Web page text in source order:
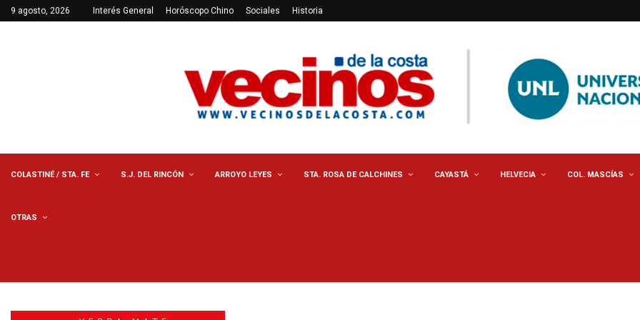
9 agosto, 2026 Interés General Horóscopo Chino Sociales Historia
COLASTINÉ / STA. FE S.J. DEL RINCÓN ARROYO LEYES STA. ROSA DE CALCHINES CAYASTÁ HELVECIA COL. MASCÍAS
OTRAS